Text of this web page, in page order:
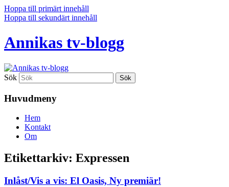
Hoppa till primärt innehåll
Hoppa till sekundärt innehåll
Annikas tv-blogg
Sök
Huvudmeny
Hem
Kontakt
Om
Etikettarkiv: Expressen
Inlåst/Vis a vis: El Oasis, Ny premiär!